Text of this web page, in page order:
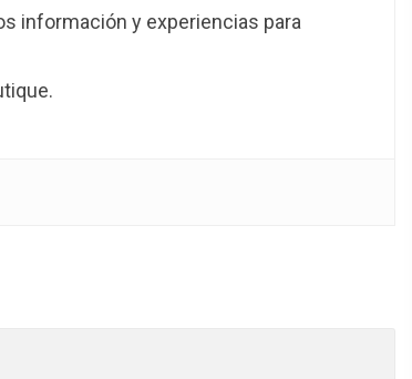
información y experiencias para